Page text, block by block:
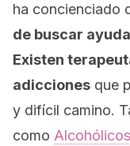
ha concienciado
de buscar
Existen
adicciones que
y difícil camino.
como